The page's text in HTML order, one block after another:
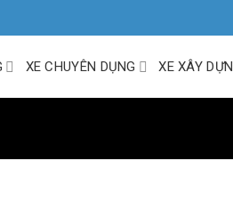
XE CHUYÊN DỤNG XE XÂY